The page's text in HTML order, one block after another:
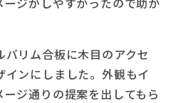
リム合板に木目のアクセ
ンにしました。外観もイ
ジ通りの提案を出してもら